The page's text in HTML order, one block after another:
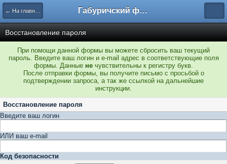
← На главную Габуричский форум
Восстановление пароля
При помощи данной формы вы можете сбросить ваш текущий
пароль. Введите ваш логин и e-mail адрес в соответствующие поля
формы. Данные не чувствительны к регистру букв.
После отправки формы, вы получите письмо с просьбой о
подтверждении запроса, а так же ссылкой на дальнейшие
инструкции.
Восстановление пароля
Введите ваш логин
ИЛИ ваш e-mail
Код безопасности